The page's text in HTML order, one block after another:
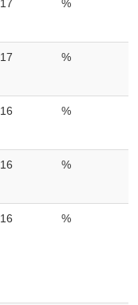
17 %
17 %
16 %
16 %
16 %